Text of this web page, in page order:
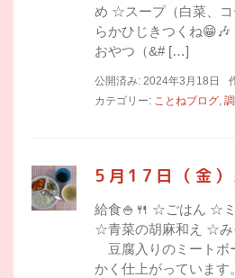
め ☆スープ（白菜、
らかひじきつくね
おやつ（&# […]
公開済み: 2024年3月18日
カテゴリー: ことねブログ,
5月17日（金）
給食🍚🍴 ☆ごはん ☆
☆青菜の胡麻和え ☆み
豆腐入りのミートボ
かく仕上がっていま